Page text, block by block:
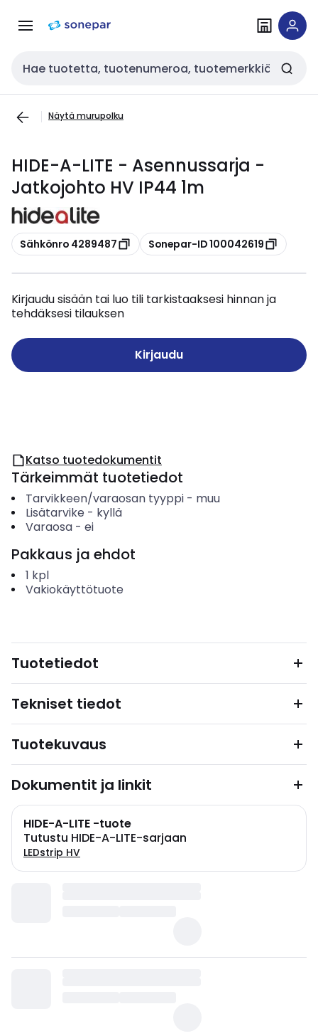
navigointiinsisältöön
Haku
Näytä murupolku
HIDE-A-LITE - Asennussarja -
Jatkojohto HV IP44 1m
Kopioi
Sähkönro 4289487 Kopioi
Sonepar-ID 100042619
Kirjaudu sisään tai luo tili tarkistaaksesi hinnan ja
tehdäksesi tilauksen
Kirjaudu
Katso tuotedokumentit
Tärkeimmät tuotetiedot
Tarvikkeen/varaosan tyyppi- muu
Lisätarvike - kyllä
Varaosa- ei
Pakkaus ja ehdot
1 kpl
Vakiokäyttötuote
Tuotetiedot
Tekniset tiedot
Tuotekuvaus
Dokumentit ja linkit
HIDE-A-LITE -tuote
Tutustu HIDE-A-LITE-sarjaan
LEDstrip HV